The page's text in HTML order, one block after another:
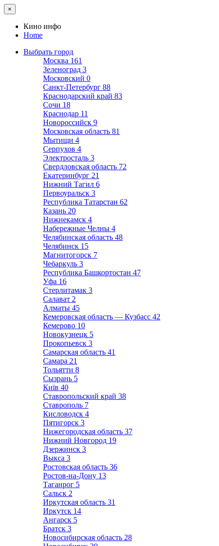
×
Кино инфо
Home
Выбрать город
Москва 161
Зеленоград 3
Московский 0
Санкт-Петербург 88
Краснодарский край 83
Сочи 18
Краснодар 11
Новороссийск 9
Московская область 81
Мытищи 4
Серпухов 4
Электросталь 3
Свердловская область 72
Екатеринбург 21
Нижний Тагил 6
Первоуральск 3
Республика Татарстан 62
Казань 20
Нижнекамск 4
Набережные Челны 4
Челябинская область 48
Челябинск 15
Магнитогорск 7
Чебаркуль 3
Республика Башкортостан 47
Уфа 16
Стерлитамак 3
Салават 2
Алматы 45
Кемеровская область — Кузбасс 42
Кемерово 10
Новокузнецк 5
Прокопьевск 3
Самарская область 41
Самара 21
Тольятти 8
Сызрань 5
Київ 40
Ставропольский край 38
Ставрополь 7
Кисловодск 4
Пятигорск 3
Нижегородская область 37
Нижний Новгород 19
Дзержинск 3
Выкса 3
Ростовская область 36
Ростов-на-Дону 13
Таганрог 5
Сальск 2
Иркутская область 31
Иркутск 14
Ангарск 5
Братск 3
Новосибирская область 28